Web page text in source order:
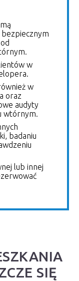
bezpiecznym
w
w
oraz
audyty
wtórnym.
badaniu
lub innej
SIĘ